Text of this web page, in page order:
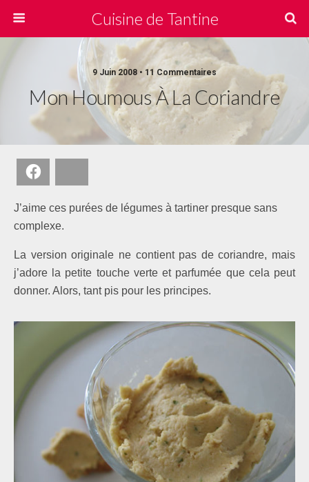
Cuisine de Tantine
9 Juin 2008 • 11 Commentaires
Mon Houmous À La Coriandre
J’aime ces purées de légumes à tartiner presque sans
complexe.
La version originale ne contient pas de coriandre, mais
j’adore la petite touche verte et parfumée que cela peut
donner. Alors, tant pis pour les principes.